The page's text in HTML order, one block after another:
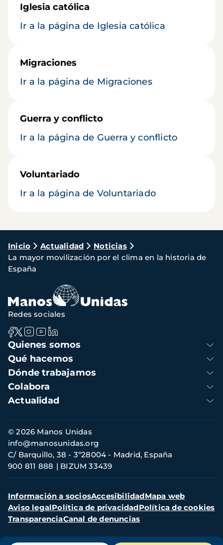
Iglesia católica
Ir a la página de Iglesia católica
Migraciones
Ir a la página de Migraciones
Guerra y conflicto
Ir a la página de Guerra y conflicto
Voluntariado
Ir a la página de Voluntariado
Ruta
de
navegación
Inicio Actualidad
Noticias
La mayor movilización por el clima en la historia de
España
Navegación
principal
Quienes somos
Qué hacemos
Dónde trabajamos
Colabora
Actualidad
Redes sociales
Información
de
contacto
© 2026 Manos Unidas
C/ Barquillo, 38 - 3º28004 - Madrid, España
900 811 888
BIZUM 33439
info@manosunidas.org
Menú
secundario
Información a sociosAccesibilidadMapa web
Aviso legalPolítica de privacidadPolítica de cookies
TransparenciaCanal de denuncias